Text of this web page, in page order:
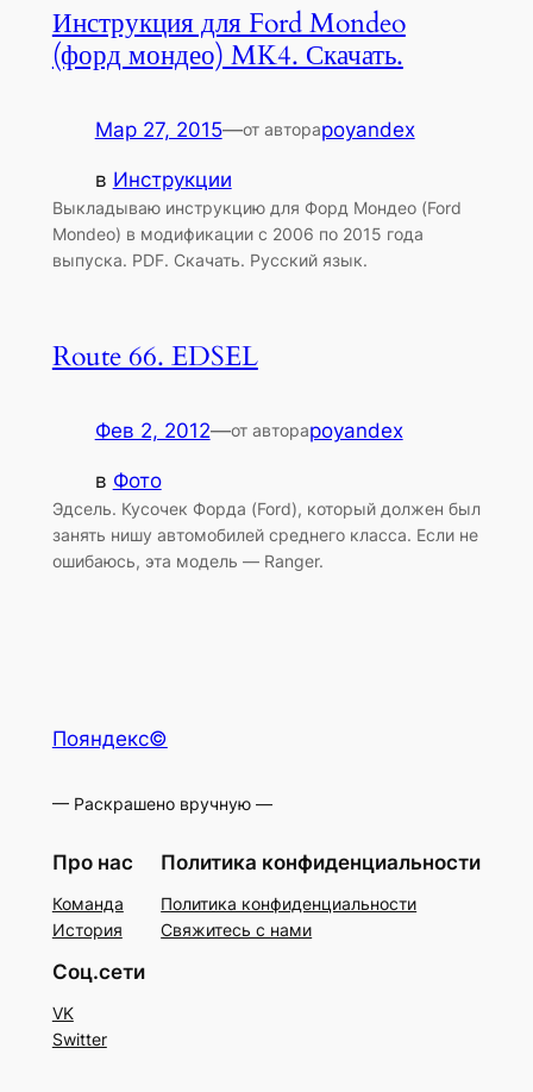
Инструкция для Ford Mondeo
(форд мондео) MK4. Скачать.
Мар 27, 2015—от автораpoyandex
в Инструкции
Выкладываю инструкцию для Форд Мондео (Ford
Mondeo) в модификации с 2006 по 2015 года
выпуска. PDF. Скачать. Русский язык.
Route 66. EDSEL
Фев 2, 2012—от автораpoyandex
в Фото
Эдсель. Кусочек Форда (Ford), который должен был
занять нишу автомобилей среднего класса. Если не
ошибаюсь, эта модель — Ranger.
Пояндекс©
— Раскрашено вручную —
Про нас
Команда
История
Политика конфиденциальности
Политика конфиденциальности
Свяжитесь с нами
Соц.сети
VK
Switter